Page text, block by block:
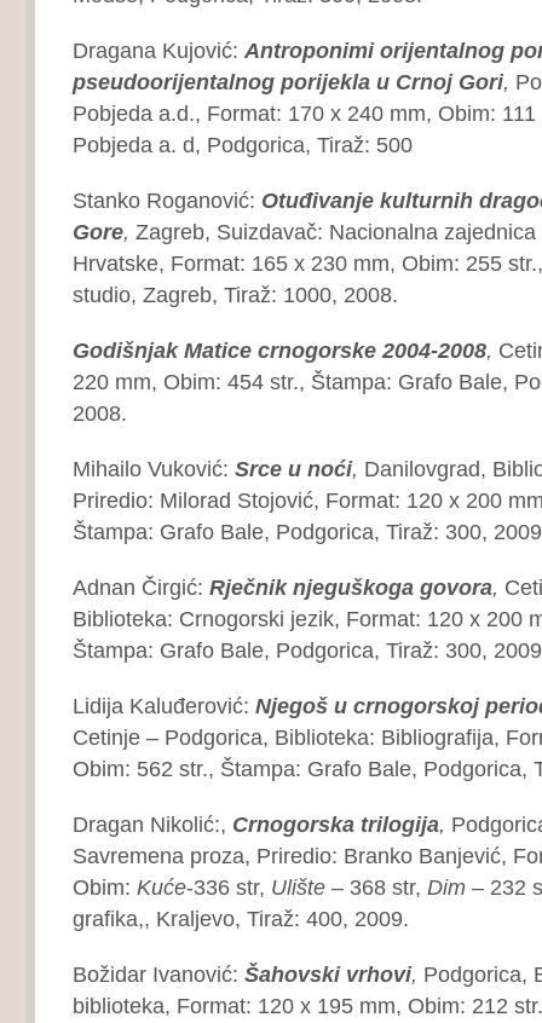
Dragana Kujović: Antroponimiorijentalnog
pseudoorijentalnog porijekla u Crnoj Gori,
Pobjeda a.d., Format: 170 x 240 mm, Obim:
Pobjeda a. d, Podgorica, Tiraž: 500
Stanko Roganović: Otuđivanje kulturnih
Gore, Zagreb, Suizdavač: Nacionalna
Hrvatske, Format: 165 x 230 mm, Obim: 255
studio, Zagreb, Tiraž: 1000, 2008.
Godišnjak Matice crnogorske 2004-2008,
220 mm, Obim: 454 str., Štampa: Grafo Bale,
2008.
Mihailo Vuković: Srce u noći, Danilovgrad,
Priredio: Milorad Stojović, Format: 120 x 200
Štampa: Grafo Bale, Podgorica, Tiraž: 300,
Adnan Čirgić: Rječnik njeguškoga govora,
Biblioteka: Crnogorski jezik, Format: 120 x 200
Štampa: Grafo Bale, Podgorica, Tiraž: 300,
Lidija Kaluđerović: Njegoš u crnogorskoj
Cetinje – Podgorica, Biblioteka: Bibliografija,
Obim: 562 str., Štampa: Grafo Bale, Podgorica,
Dragan Nikolić:, Crnogorska trilogija,
Savremena proza, Priredio: Branko Banjević,
Obim: Kuće-336 str, Ulište – 368 str, Dim – 232
grafika,, Kraljevo, Tiraž: 400, 2009.
Božidar Ivanović: Šahovski vrhovi, Podgorica,
biblioteka, Format: 120 x 195 mm, Obim: 212